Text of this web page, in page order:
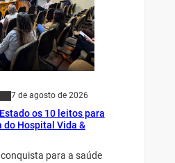
7 de agosto de 2026
os 10 leitos para
do Hospital Vida &
para a saúde